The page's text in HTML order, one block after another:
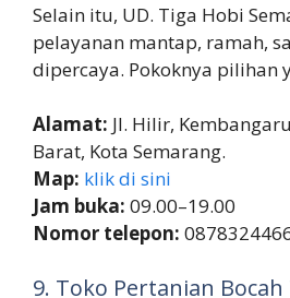
Selain itu, UD. Tiga Hobi
pelayanan mantap, ramah,
dipercaya. Pokoknya pilihan
Alamat: Jl. Hilir,
Barat, Kota Semarang.
Map: klik di sini
Jam buka: 09.00–19.00
Nomor telepon:
9. Toko Pertanian